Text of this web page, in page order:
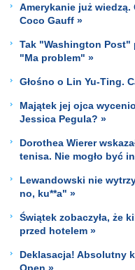
Amerykanie już
Coco Gauff »
Tak "Washington Post"
"Ma problem" »
Głośno o Lin Yu-Ting.
Majątek jej ojca
Jessica Pegula? »
Dorothea Wierer
tenisa. Nie mogło być
Lewandowski nie
no, ku**a" »
Świątek zobaczyła, że
przed hotelem »
Deklasacja! Absolutny
Open »